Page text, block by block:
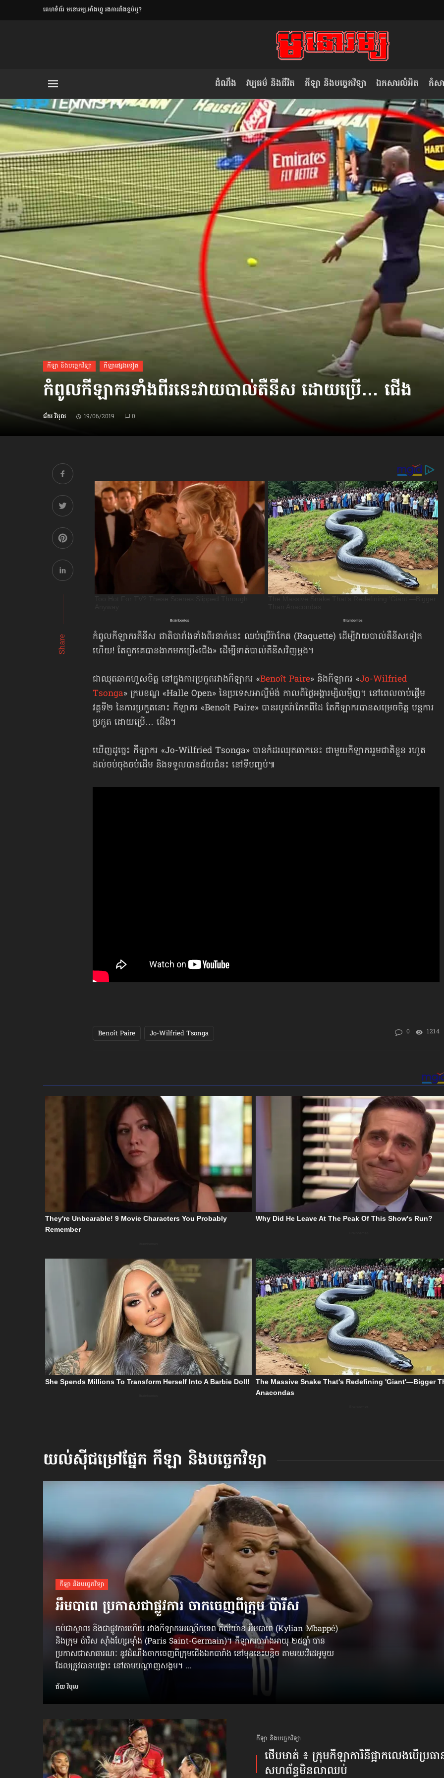
​គេហទំព័រ មនោរម្យ.អាំងហ្វូ រងការរាំងខ្ទប់ឬ?
ដំណឹង វប្បធម៌ និងជីវិត កីឡា និងបច្ចេកវិទ្យា ឯកសារលំអិត កំសា
កីឡា និងបច្ចេកវិទ្យា កីឡាផ្សេងទៀត
កំពូល​កីឡាករ​ទាំងពីរ​នេះ​វាយបាល់​តឺនីស ដោយប្រើ… ជើង
ជ័យ វិបុល 19/06/2019 0
Share
កំពូលកីឡាករតឺនីស ជាតិបារាំងទាំងពីរនាក់នេះ ឈប់ប្រើរ៉ាកែត (Raquette) ដើម្បីវាយបាល់តឺនីសទៀត
ហើយ! តែពួកគេបានងាកមកប្រើ«ជើង» ដើម្បីទាត់បាល់តឺនីសវិញម្ដង។
ជាឈុតឆាកហួសចិត្ត នៅក្នុងការប្រកួតរវាងកីឡាករ «Benoît Paire» និងកីឡាករ «Jo-Wilfried
Tsonga» ក្របខណ្ឌ «Halle Open» នៃប្រទេសអាល្លឺម៉ង់ កាលពីថ្ងៃអង្គារម្សិលម៉ិញ។ នៅពេលចាប់ផ្ដើម
វគ្គទី២ នៃការប្រកួតនោះ កីឡាករ «Benoît Paire» បានរបូតរ៉ាកែតពីដៃ តែកីឡាករបានសម្រេចចិត្ត បន្តការ
ប្រកួត ដោយប្រើ… ជើង។
ឃើញដូច្នេះ កីឡាករ «Jo-Wilfried Tsonga» បានកំដរឈុតឆាកនេះ ជាមួយកីឡាកររួមជាតិខ្លួន រហូត
ដល់ចប់ចុងចប់ដើម និងទទួលបានជ័យជំនះ នៅទីបញ្ចប់៕
Benoît Paire Jo-Wilfried Tsonga 0 1214
យល់ស៊ីជម្រៅផ្នែក កីឡា និងបច្ចេកវិទ្យា
កីឡា និងបច្ចេកវិទ្យា
អឹមបាពេ ប្រកាសជាផ្លូវការ ចាកចេញពីក្រុម ប៉ារីស
ចប់ជាស្ថាពរ និងជាផ្លូវការហើយ រវាងកីឡាករអណ្ដើកទេព គីលីយ៉ាន អឹមបាពេ (Kylian Mbappé)
និងក្រុម ប៉ារីស ស៊ាំងហ្សែរម៉ាំង (Paris Saint-Germain)។ កីឡាករបារាំងអាយុ ២៥ឆ្នាំ បាន
ប្រកាសជាសាធារណៈ នូវដំណឹងចាកចេញពីក្រុមជើងឯកបារាំង នៅមុននេះបន្តិច តាមរយៈវីដេអូមួយ
ដែលត្រូវបានបង្ហោះ នៅតាមបណ្ដាញសង្គម។ ...
ជ័យ វិបុល
កីឡា និងបច្ចេកវិទ្យា
ថើបមាត់ ៖ ក្រុមកីឡាការិនី​ផ្អាកលេង​​បើប្រធ
សហព័ន្ធ​មិនលាឈប់
ត៖ «កាមតណ្ហា​ លិខិតប្រិយមិត្ត៖ «អំពីទោសៈ»
សម រង្ស៊ី៖ កម្ពុជាគួរមើលគំរូ​តាម​
វៀតណាម ក្នុង​ការប្តូរ​មេដឹកនាំ របស់​
ខ្លួន
លិខិតប្រិយមិត្ត៖ «កាមតណ្ហា​
មនុស្ស»
ចុងក្រោយ
ខឹម វាសនា ថា«ស្រី
ចរិតថោក»​ស្លៀកពាក់
ប្រពៃណី​«ដេញប្រុស»
ចាកចេញពីក្រុម ប៉ារីស
ថើបមាត់ ៖ ក្រុមកីឡាការិនី​
ផ្អាកលេង​​បើប្រធានសហព័ន្ធ​